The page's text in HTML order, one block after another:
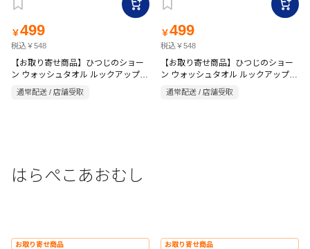
￥499
税込￥548
【お取り寄せ商品】ひつじのショー
ン ウォッシュタオル ルックアップ
34×35cm ベージュ
通常配送 / 店舗受取
￥499
税込￥548
【お取り寄せ商品】ひつじのショー
ン ウォッシュタオル ルックアップ
34×35cm グリーン
通常配送 / 店舗受取
はらぺこあおむし
お取り寄せ商品 お取り寄せ商品